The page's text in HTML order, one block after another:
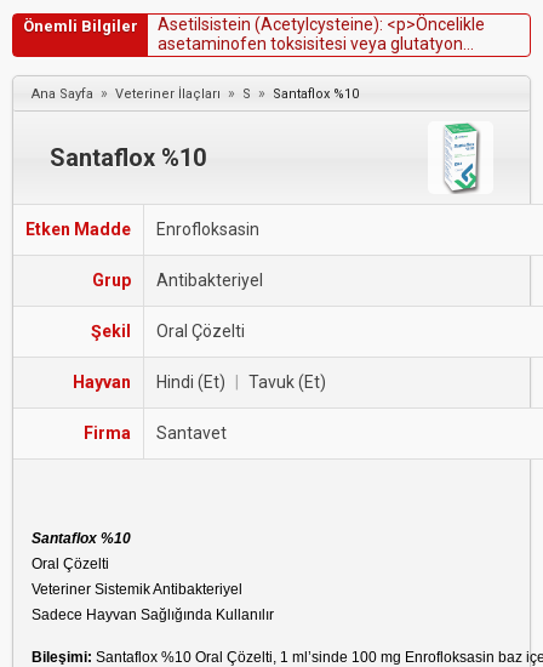
Önemli Bilgiler Aseti sistein (Acetycysteine): <p>Önce ike
asetaminofen toksisitesi veya g utatyon
sentezinininhibeedildiğiveyaoksidatifstresin
meydanageldiğidiğerhepatotoksikdurumların
te davisin d e u lanılır.</ p>
Ana Sayfa » Veteriner İlaçları » S » Santaflox %10
Santaflox %10
Etken Madde Enrofloksasin
Grup Antibakteriyel
Şekil Oral Çözelti
Hayvan Hindi (Et) Tavuk (Et)
Firma Santavet
Santaflox %10
Oral Çözelti
Veteriner Sistemik Antibakteriyel
Sadece Hayvan Sağlığında Kullanılır
Bileşimi: Santaflox %10 Oral Çözelti, 1 ml’sinde 100 mg Enrofloksasin baz